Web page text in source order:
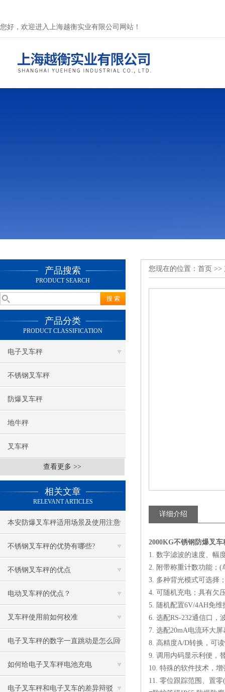
您好，欢迎进入上海越衡实业有限公司网站！
产品搜索
PRODUCT SEARCH
产品分类
PRODUCT CLASSIFICATION
电子叉车秤
不锈钢叉车秤
防爆叉车秤
地牛秤
叉车秤
查看更多 >>
相关文章
RELEVANT ARTICLES
本安防爆叉车秤适用场景及使用注意
事项
不锈钢叉车秤的优势有哪些?
不锈钢叉车秤的优点
电动叉车秤的优点？
叉车秤使用前如何校准
电子叉车秤的数字一直跳动是怎么回
事
如何给电子叉车秤电池充电
电子叉车秤和电子叉车的差异辩驳
您现在的位置： 首页 >>
详细介绍
2000KG不锈钢防爆叉
1. 数字滤波的速度、幅
2. 附带称重计数功能；(
3. 多种背光模式可选择
4. 可随机充电；具有欠
5. 随机配置6V/4AH免维
6. 选配RS-232通信口，
7. 选配20mA电流环大
8. 高精度A/D转换，可
9. 调用内码显示利便，
10. 特殊的软件技术，
11. 零位跟踪范围、置